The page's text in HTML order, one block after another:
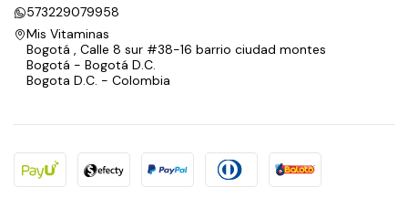
573229079958
Mis Vitaminas
Bogotá , Calle 8 sur #38-16 barrio ciudad montes
Bogotá - Bogotá D.C.
Bogota D.C. - Colombia